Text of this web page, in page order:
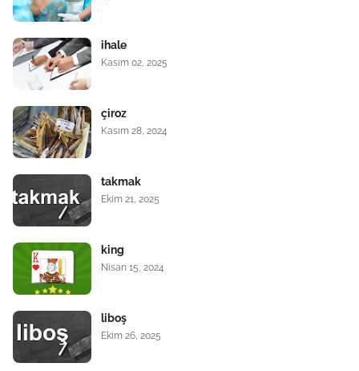
ihale
Kasım 02, 2025
çiroz
Kasım 28, 2024
takmak
Ekim 21, 2025
king
Nisan 15, 2024
liboş
Ekim 26, 2025